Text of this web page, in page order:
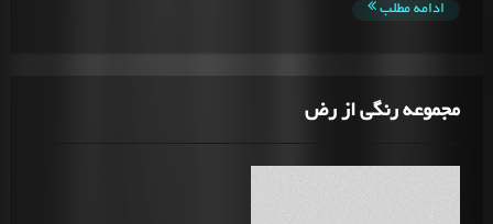
ادامه مطلب
مجموعه رنگی از رض